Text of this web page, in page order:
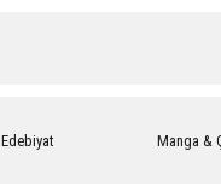
Edebiyat Manga &